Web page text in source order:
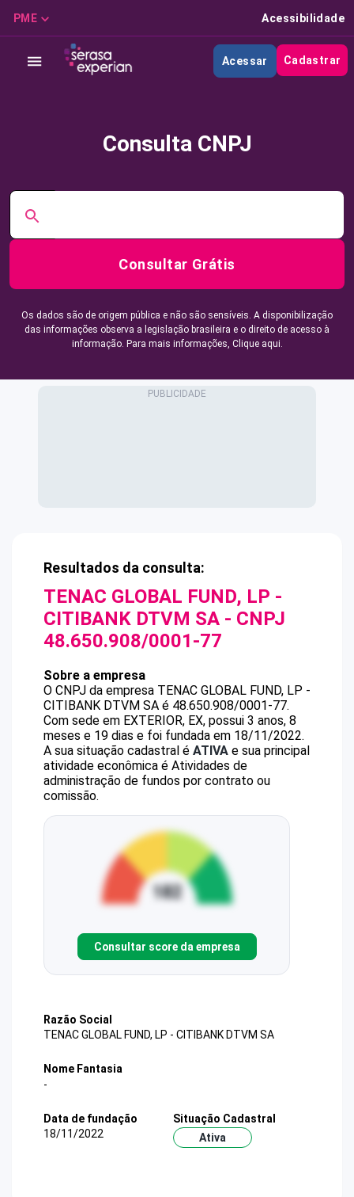
PME Acessibilidade
Acessar Cadastrar
Consulta CNPJ
Consultar Grátis
Os dados são de origem pública e não são sensíveis. A disponibilização
das informações observa a legislação brasileira e o direito de acesso à
informação. Para mais informações, Clique aqui.
Resultados da consulta:
TENAC GLOBAL FUND, LP -
CITIBANK DTVM SA - CNPJ
48.650.908/0001-77
Sobre a empresa
O CNPJ da empresa TENAC GLOBAL FUND, LP -
CITIBANK DTVM SA é 48.650.908/0001-77.
Com sede em EXTERIOR, EX, possui 3 anos, 8
meses e 19 dias e foi fundada em 18/11/2022.
A sua situação cadastral é ATIVA e sua principal
atividade econômica é Atividades de
administração de fundos por contrato ou
comissão.
Consultar score da empresa
Razão Social
TENAC GLOBAL FUND, LP - CITIBANK DTVM SA
Nome Fantasia
-
Data de fundação
18/11/2022
Situação Cadastral
Ativa